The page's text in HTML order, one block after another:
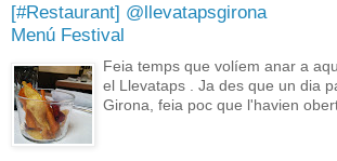
[#Restaurant] @llevatapsgirona
Menú Festival
Feia temps que volíem anar a
el Llevataps . Ja des que un dia
Girona, feia poc que l'havien